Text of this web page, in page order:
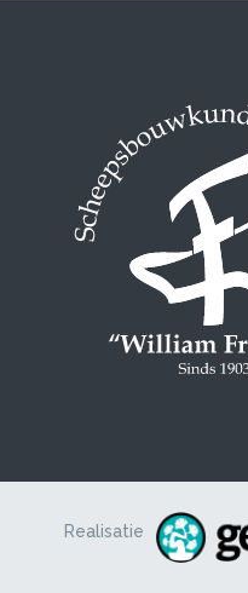
Froude LinkedIn group
Froude Instagram page
Realisatie